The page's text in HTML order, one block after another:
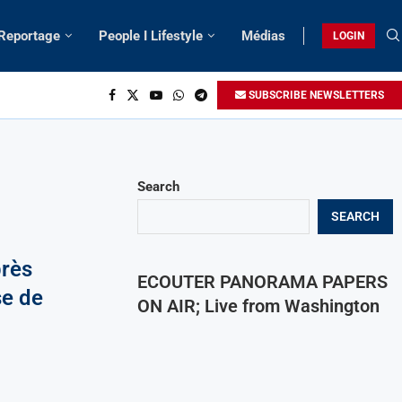
People I Lifestyle Médias LOGIN
SUBSCRIBE NEWSLETTERS
de
Search
SEARCH
ECOUTER PANORAMA PAPERS
ON AIR; Live from Washington